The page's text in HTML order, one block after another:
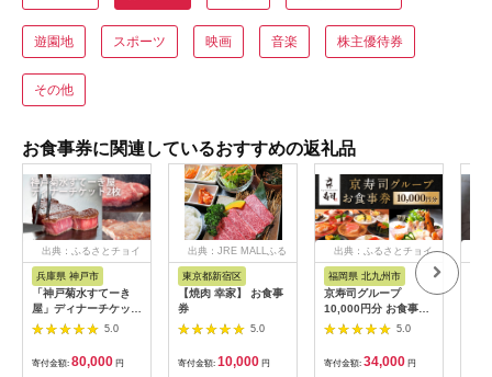
遊園地 スポーツ 映画 音楽 株主優待券
その他
お食事券に関連しているおすすめの返礼品
出典：ふるさとチョイ
兵庫県 神戸市
「神戸菊水すてーき
屋」ディナーチケット
（2枚）
5.0
寄付金額: 80,000 円
出典：JRE MALLふる
東京都新宿区
【焼肉 幸家】 お食事
券
5.0
寄付金額: 10,000 円
出典：ふるさとチョイ
福岡県 北九州市
京寿司グループ
10,000円分 お食事券
1000円×10枚 食事チ
ケット チケット 寿司
福岡県 北九州市
5.0
寄付金額: 34,000 円